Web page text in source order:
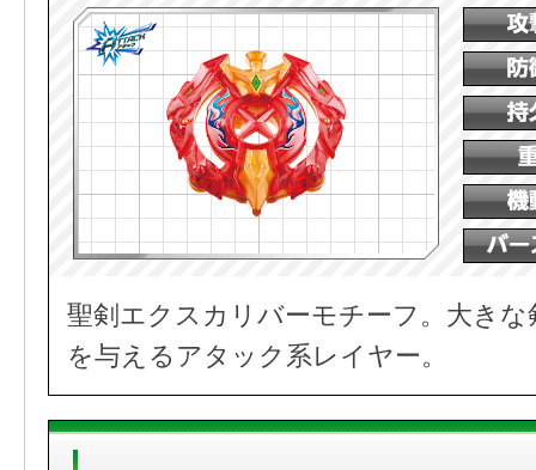
聖剣エクスカリバーモチーフ。大き
を与えるアタック系レイヤー。